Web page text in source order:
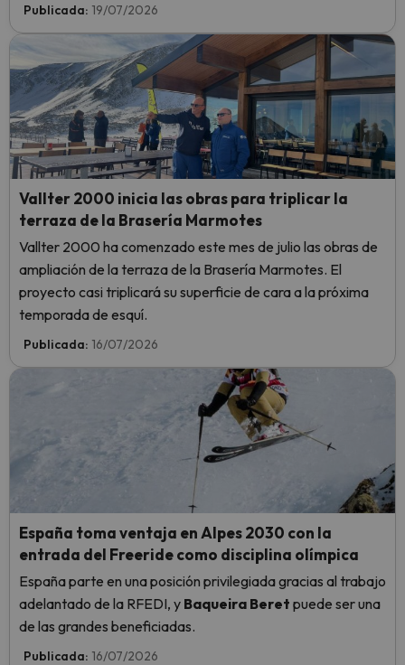
Publicada: 19/07/2026
Vallter 2000 inicia las obras para triplicar la
terraza de la Brasería Marmotes
Vallter 2000 ha comenzado este mes de julio las obras de
ampliación de la terraza de la Brasería Marmotes. El
proyecto casi triplicará su superficie de cara a la próxima
temporada de esquí.
Publicada: 16/07/2026
España toma ventaja en Alpes 2030 con la
entrada del Freeride como disciplina olímpica
España parte en una posición privilegiada gracias al trabajo
adelantado de la RFEDI, y Baqueira Beret puede ser una
de las grandes beneficiadas.
Publicada: 16/07/2026